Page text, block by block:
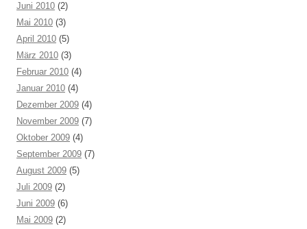
Juni 2010 (2)
Mai 2010 (3)
April 2010 (5)
März 2010 (3)
Februar 2010 (4)
Januar 2010 (4)
Dezember 2009 (4)
November 2009 (7)
Oktober 2009 (4)
September 2009 (7)
August 2009 (5)
Juli 2009 (2)
Juni 2009 (6)
Mai 2009 (2)